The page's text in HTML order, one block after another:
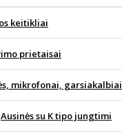
keitikliai
prietaisai
mikrofonai, garsiakalbiai
Ausinės su K tipo jungtimi